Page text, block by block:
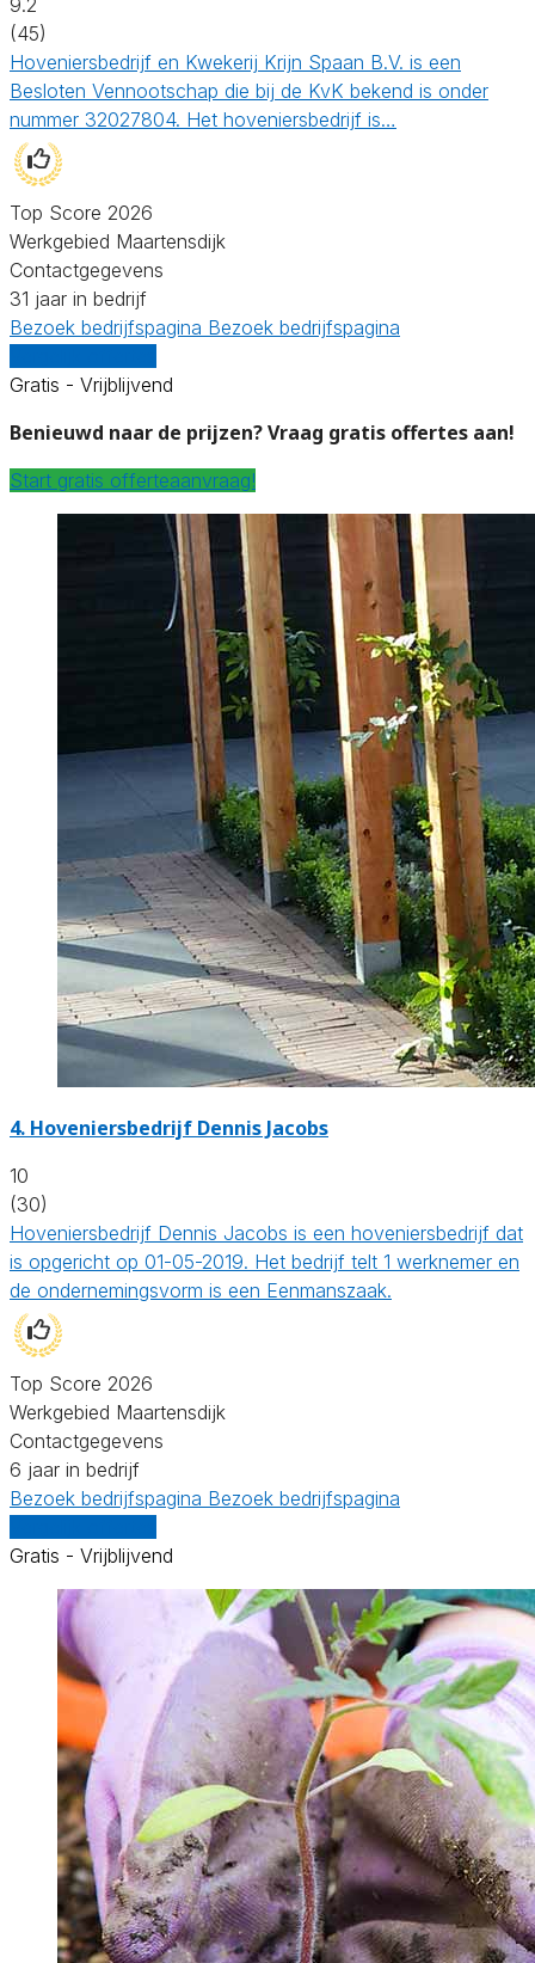
(45)
Hoveniersbedrijf en Kwekerij Krijn Spaan B.V. is een
Besloten Vennootschap die bij de KvK bekend is onder
nummer 32027804. Het hoveniersbedrijf is…
Top Score 2026
Werkgebied Maartensdijk
Contactgegevens
31 jaar in bedrijf
Bezoek bedrijfspagina Bezoek bedrijfspagina
Gratis - Vrijblijvend
Benieuwd naar de prijzen? Vraag gratis offertes aan!
Start gratis offerteaanvraag!
4. Hoveniersbedrijf Dennis Jacobs
10
(30)
Hoveniersbedrijf Dennis Jacobs is een hoveniersbedrijf dat
is opgericht op 01-05-2019. Het bedrijf telt 1 werknemer en
de ondernemingsvorm is een Eenmanszaak.
Top Score 2026
Werkgebied Maartensdijk
Contactgegevens
6 jaar in bedrijf
Bezoek bedrijfspagina Bezoek bedrijfspagina
Gratis - Vrijblijvend